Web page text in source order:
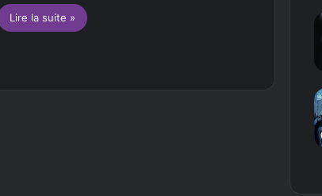
Lire la suite »